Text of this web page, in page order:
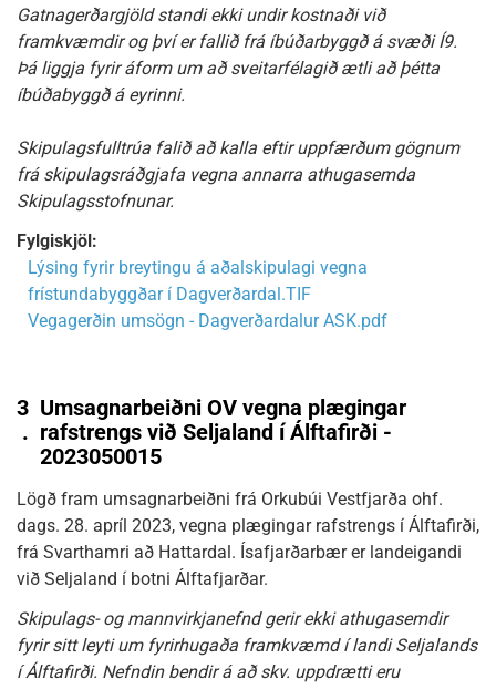
Gatnagerðargjöld standi ekki undir kostnaði við
framkvæmdir og því er fallið frá íbúðarbyggð á svæði Í9.
Þá liggja fyrir áform um að sveitarfélagið ætli að þétta
íbúðabyggð á eyrinni.
Skipulagsfulltrúa falið að kalla eftir uppfærðum gögnum
frá skipulagsráðgjafa vegna annarra athugasemda
Skipulagsstofnunar.
Fylgiskjöl:
Lýsing fyrir breytingu á aðalskipulagi vegna
frístundabyggðar í Dagverðardal.TIF
Vegagerðin umsögn - Dagverðardalur ASK.pdf
3
.
Umsagnarbeiðni OV vegna plægingar
rafstrengs við Seljaland í Álftafirði -
2023050015
Lögð fram umsagnarbeiðni frá Orkubúi Vestfjarða ohf.
dags. 28. apríl 2023, vegna plægingar rafstrengs í Álftafirði,
frá Svarthamri að Hattardal. Ísafjarðarbær er landeigandi
við Seljaland í botni Álftafjarðar.
Skipulags- og mannvirkjanefnd gerir ekki athugasemdir
fyrir sitt leyti um fyrirhugaða framkvæmd í landi Seljalands
í Álftafirði. Nefndin bendir á að skv. uppdrætti eru